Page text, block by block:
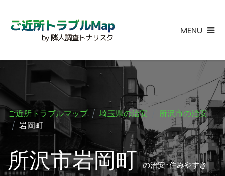
MENU
ご近所トラブルマップ 埼玉県の治安
所沢市の治安
岩岡町
所沢市岩岡町の治安･住みやすさ